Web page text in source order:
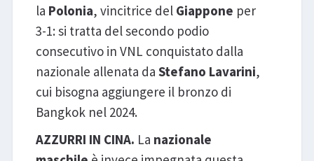
la Polonia, vincitrice del Giappone per
3-1: si tratta del secondo podio
consecutivo in VNL conquistato dalla
nazionale allenata da Stefano Lavarini,
cui bisogna aggiungere il bronzo di
Bangkok nel 2024.
AZZURRI IN CINA. La nazionale